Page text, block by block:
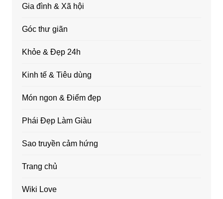
Gia đình & Xã hội
Góc thư giãn
Khỏe & Đẹp 24h
Kinh tế & Tiêu dùng
Món ngon & Điểm đẹp
Phái Đẹp Làm Giàu
Sao truyền cảm hứng
Trang chủ
Wiki Love